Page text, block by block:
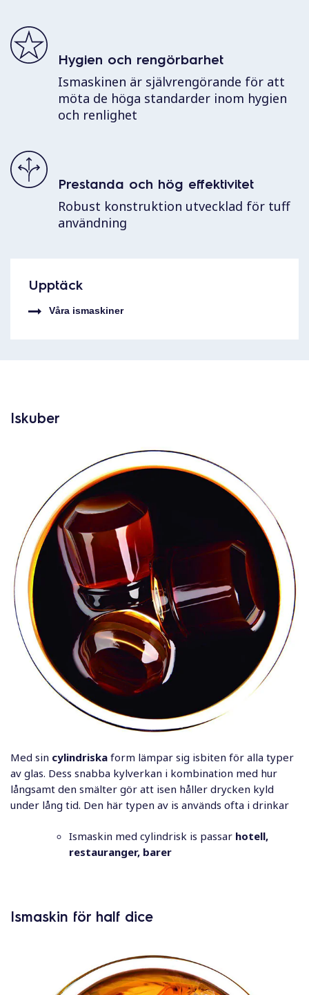
Hygien och rengörbarhet
Ismaskinen är självrengörande för att
möta de höga standarder inom hygien
och renlighet
Prestanda och hög effektivitet
Robust konstruktion utvecklad för tuff
användning
Upptäck
Våra ismaskiner
Iskuber
Med sin cylindriska form lämpar sig isbiten för alla typer
av glas. Dess snabba kylverkan i kombination med hur
långsamt den smälter gör att isen håller drycken kyld
under lång tid. Den här typen av is används ofta i drinkar
Ismaskin med cylindrisk is passar hotell,
restauranger, barer
Ismaskin för half dice